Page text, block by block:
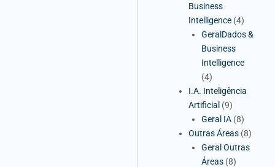
Business
Intelligence (4)
GeralDados &
Business
Intelligence
(4)
I.A. Inteligência
Artificial (9)
Geral IA (8)
Outras Áreas (8)
Geral Outras
Áreas (8)